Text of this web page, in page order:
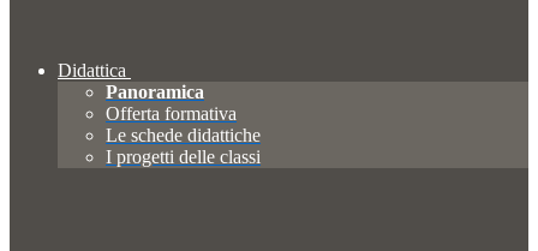
Didattica
Panoramica
Offerta formativa
Le schede didattiche
I progetti delle classi